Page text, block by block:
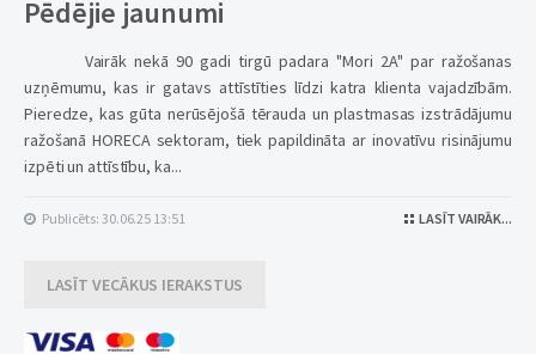
Pēdējie jaunumi
Vairāk nekā 90 gadi tirgū padara "Mori 2A" par ražošanas
uzņēmumu, kas ir gatavs attīstīties līdzi katra klienta vajadzībām.
Pieredze, kas gūta nerūsējošā tērauda un plastmasas izstrādājumu
ražošanā HORECA sektoram, tiek papildināta ar inovatīvu risinājumu
izpēti un attīstību, ka...
Publicēts: 30.06.25 13:51 LASĪT VAIRĀK...
LASĪT VECĀKUS IERAKSTUS